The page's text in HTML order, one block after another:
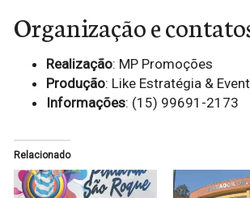
Organização e
Realização: MP Promoções
Produção: Like Estratégia &
Informações: (15) 99691-2173
Relacionado